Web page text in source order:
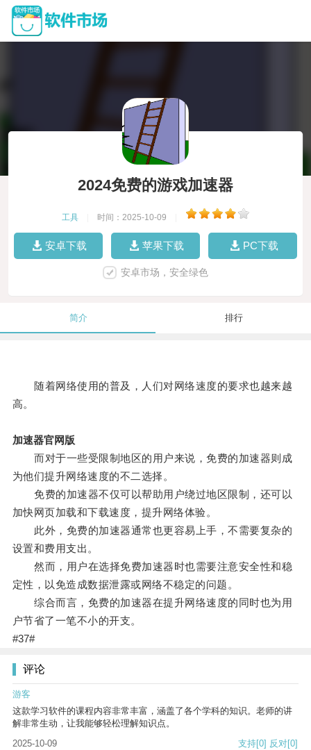
2024免费的游戏加速器
工具 时间：2025-10-09
安卓下载 苹果下载 PC下载
安卓市场，安全绿色
简介 排行
随着网络使用的普及，人们对网络速度的要求也越来越
高。
加速器官网版
而对于一些受限制地区的用户来说，免费的加速器则成
为他们提升网络速度的不二选择。
免费的加速器不仅可以帮助用户绕过地区限制，还可以
加快网页加载和下载速度，提升网络体验。
此外，免费的加速器通常也更容易上手，不需要复杂的
设置和费用支出。
然而，用户在选择免费加速器时也需要注意安全性和稳
定性，以免造成数据泄露或网络不稳定的问题。
综合而言，免费的加速器在提升网络速度的同时也为用
户节省了一笔不小的开支。
#37#
评论
游客
这款学习软件的课程内容非常丰富，涵盖了各个学科的知识。老师的讲
解非常生动，让我能够轻松理解知识点。
2025-10-09
支持[0] 反对[0]